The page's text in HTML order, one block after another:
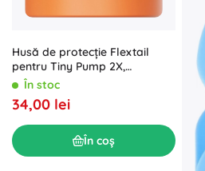
Husă de protecție Flextail
pentru Tiny Pump 2X,
portocalie
În stoc
34,00 lei
În coș